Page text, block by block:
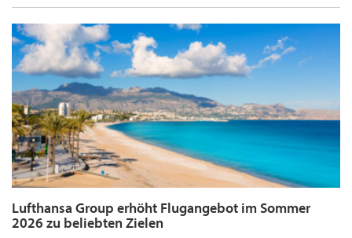
Lufthansa Group erhöht Flugangebot im Sommer
2026 zu beliebten Zielen